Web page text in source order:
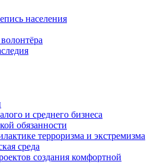
населения
и среднего бизнеса
обязанности
терроризма и экстремизма
среда
создания комфортной